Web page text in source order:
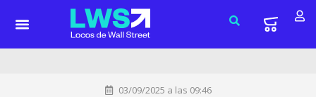
03/09/2025 a las 09:46